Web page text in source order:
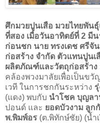
ศึกมวยปูนเสือ มวยไทยพัน
ที่สอง เมื่อวันอาทิตย์ที่ 2 มี
ก่อนชก นาย ทรงเดช ศรี
ก่อสร้าง จำกัด ตัวแทนปูนเ
ผลิตภัณฑ์และวัตถุก่อสร้าง
คล้องพวงมาลัยเพื่อเป็นข
เวที ในการชกกันระหว่าง
(แดง) พบกับ นําโชค บุญลา
ปอนด์ และ ยอดบัวงาม ลูก
พ.พิมพ์อร (ต.พิทักษ์ชัย) (น้ำ